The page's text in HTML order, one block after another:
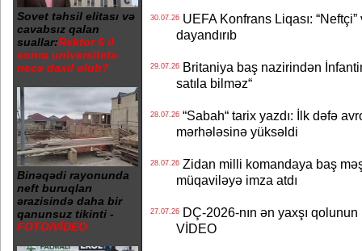
Sovet təhsil elitası və
cavabsız qalan
suallar:Rektor 6 il
sonra universitetə
necə daxil olub?
Binəqədi rayonunda
neft buruqları
ərazisində daha bir
qanunsuz tikinti -
FOTO/VİDEO
30.07.26UEFA Konfrans Liqası: “Neftçi”
dayandırıb
29.07.26Britaniya baş nazirindən
satıla bilməz“
28.07.26“Sabah“ tarix yazdı: İlk dəfə
mərhələsinə yüksəldi
28.07.26Zidan milli komandaya baş
müqaviləyə imza atdı
27.07.26DÇ-2026-nın ən yaxşı
VİDEO